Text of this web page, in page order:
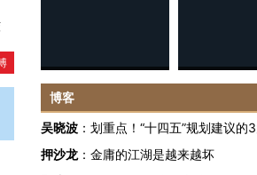
博客
吴晓波 ： 划重点！“十四五”规划建议的
押沙龙 ： 金庸的江湖是越来越坏